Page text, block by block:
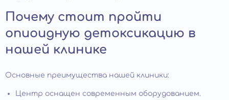
Почему стоит пройти
опиоидную детоксикацию в
нашей клинике
Основные преимущества нашей клиники:
Центр оснащен современным оборудованием.